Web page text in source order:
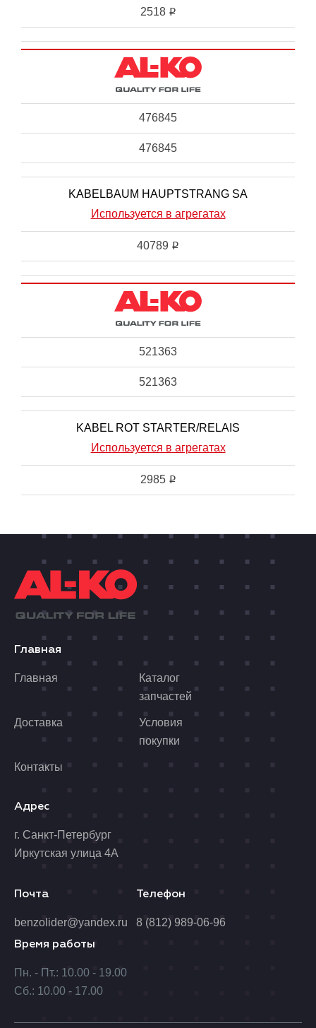
2518 i
476845
476845
KABELBAUM HAUPTSTRANG SA
Используется в агрегатах
40789 i
521363
521363
KABEL ROT STARTER/RELAIS
Используется в агрегатах
2985 i
Главная
Главная
Каталог
запчастей
Доставка
Условия
покупки
Контакты
Адрес
г. Санкт-Петербург
Иркутская улица 4А
Время работы
Пн. - Пт.: 10.00 - 19.00
Сб.: 10.00 - 17.00
Почта
benzolider@yandex.ru
Телефон
8 (812) 989-06-96